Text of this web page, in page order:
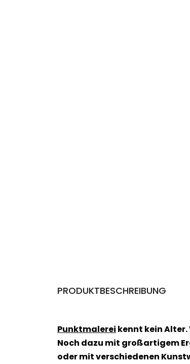
PRODUKTBESCHREIBUNG
Punktmalerei kennt kein
Noch dazu mit großartigem
oder mit verschiedenen